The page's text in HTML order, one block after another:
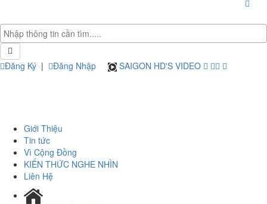
Đăng Ký | Đăng Nhập SAIGON HD'S VIDEO
Giới Thiệu
Tin tức
Vì Cộng Đồng
KIẾN THỨC NGHE NHÌN
Liên Hệ